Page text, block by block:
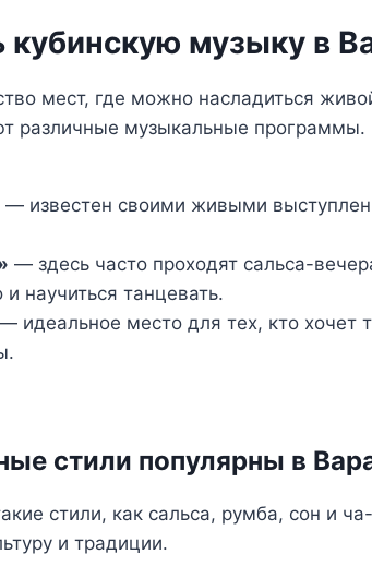
кубинскую музыку в
мест, где можно насладиться
различные музыкальные программы.
— известен своими живыми
— здесь часто проходят сальса-
научиться танцевать.
— идеальное место для тех, кто хочет
стили популярны в
стили, как сальса, румба, сон и
и традиции.